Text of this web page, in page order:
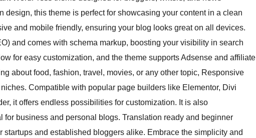
design, this theme is perfect for showcasing your content in a clean
and mobile friendly, ensuring your blog looks great on all devices.
and comes with schema markup, boosting your visibility in search
for easy customization, and the theme supports Adsense and affiliate
about food, fashion, travel, movies, or any other topic, Responsive
Compatible with popular page builders like Elementor, Divi
it offers endless possibilities for customization. It is also
business and personal blogs. Translation ready and beginner
startups and established bloggers alike. Embrace the simplicity and